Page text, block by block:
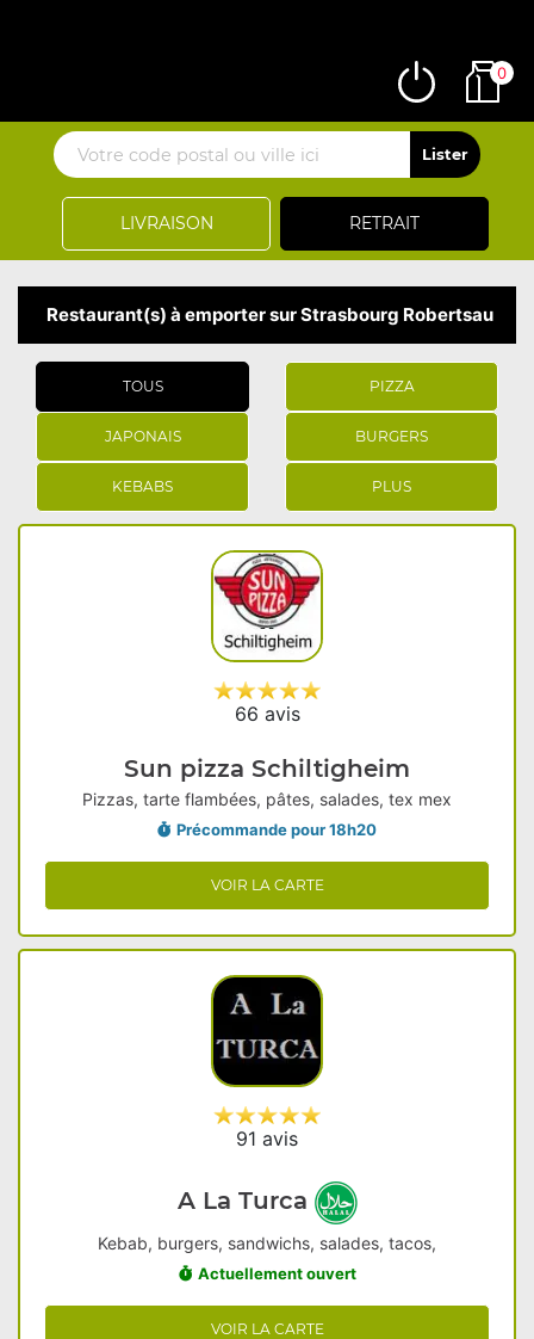
LIVRAISON RETRAIT
0
Restaurant(s) à emporter sur Strasbourg Robertsau
TOUS PIZZA
JAPONAIS BURGERS
KEBABS PLUS
66 avis
Sun pizza Schiltigheim
Pizzas, tarte flambées, pâtes, salades, tex mex
Précommande pour 18h20
VOIR LA CARTE
91 avis
A La Turca
Kebab, burgers, sandwichs, salades, tacos,
Actuellement ouvert
VOIR LA CARTE